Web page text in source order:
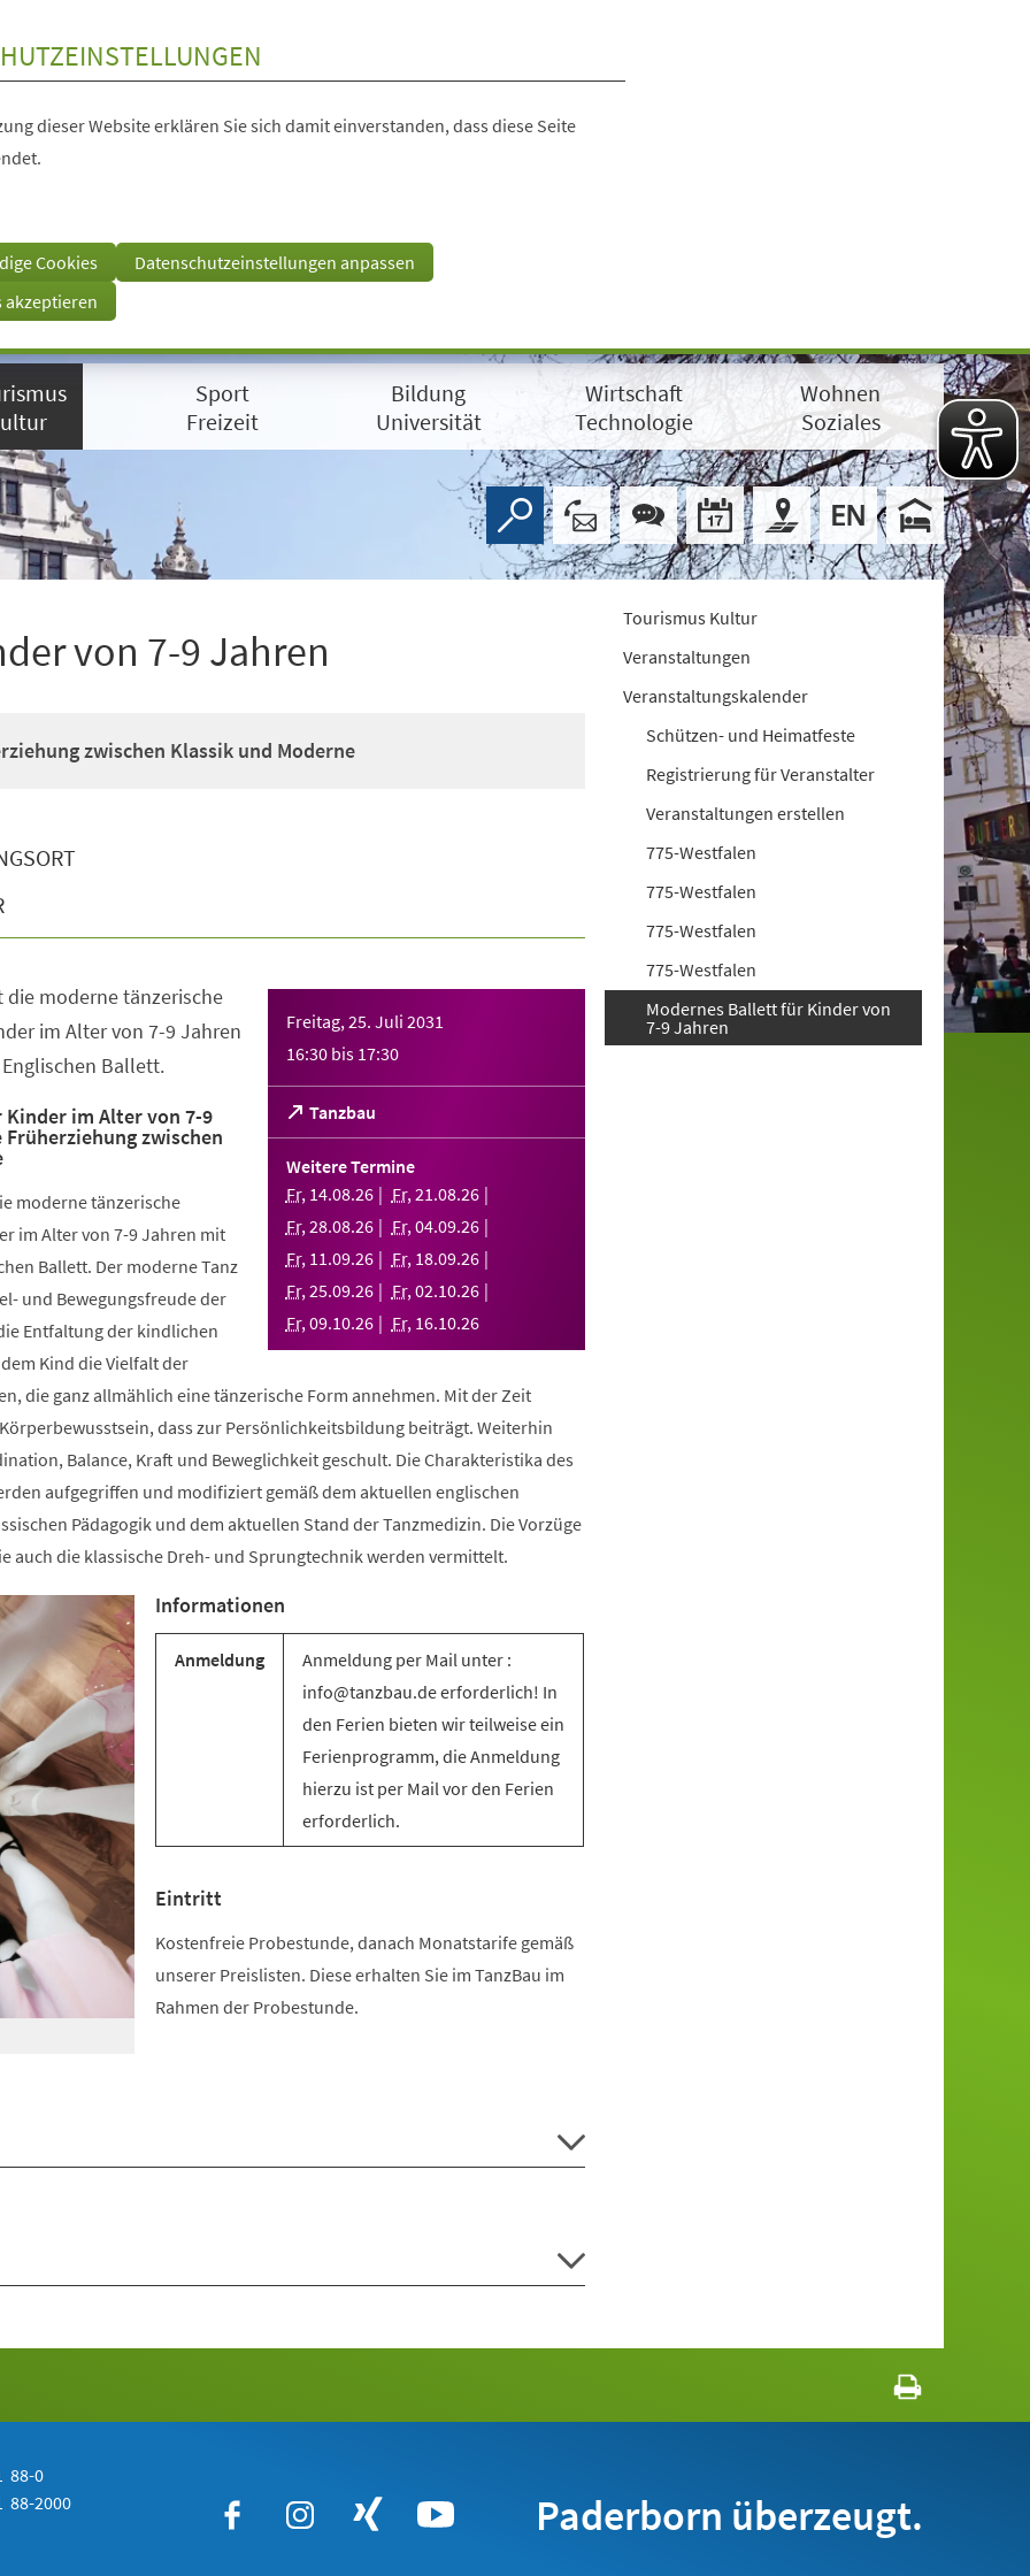
dieser Website erklären Sie sich damit einverstanden, dass diese Seite
Cookies
Datenschutzeinstellungen anpassen
akzeptieren
Sport
Freizeit
Bildung
Universität
Wirtschaft
Technologie
Wohnen
Soziales
von 7-9 Jahren
zwischen Klassik und Moderne
Freitag, 25. Juli 2031
16:30 bis 17:30
Tanzbau
(Öffnet
in
einem
Tab)
Weitere Termine
Fr, 14.08.26 Fr,21.08.26
Fr,28.08.26 Fr,04.09.26
Fr, 11.09.26 Fr, 18.09.26
Fr,25.09.26 Fr,02.10.26
Fr,09.10.26 Fr, 16.10.26
die moderne tänzerische
im Alter von 7-9 Jahren
Ballett.
im Alter von 7-9
zwischen
moderne tänzerische
im Alter von 7-9 Jahren mit
Ballett. Der moderne Tanz
und Bewegungsfreude der
Entfaltung der kindlichen
Kind die Vielfalt der
die ganz allmählich eine tänzerische Form annehmen. Mit der Zeit
dass zur Persönlichkeitsbildung beiträgt. Weiterhin
Balance, Kraft und Beweglichkeit geschult. Die Charakteristika des
aufgegriffen und modifiziert gemäß dem aktuellen englischen
Pädagogik und dem aktuellen Stand der Tanzmedizin. Die Vorzüge
auch die klassische Dreh- und Sprungtechnik werden vermittelt.
Informationen
Anmeldung
Anmeldung per Mail unter :
info@tanzbau.de erforderlich! In
den Ferien bieten wir teilweise ein
Ferienprogramm, die Anmeldung
hierzu ist per Mail vor den Ferien
erforderlich.
Eintritt
Kostenfreie Probestunde, danach Monatstarife gemäß
unserer Preislisten. Diese erhalten Sie im TanzBau im
Rahmen der Probestunde.
Tourismus Kultur
Veranstaltungen
Veranstaltungskalender
Schützen- und Heimatfeste
Registrierung für Veranstalter
Veranstaltungen erstellen
775-Westfalen
775-Westfalen
775-Westfalen
775-Westfalen
Modernes Ballett für Kinder von
7-9 Jahren
88-0
88-2000 Paderborn überzeugt.